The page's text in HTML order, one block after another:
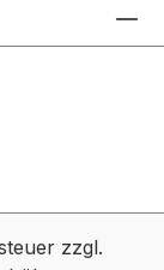
zzgl.